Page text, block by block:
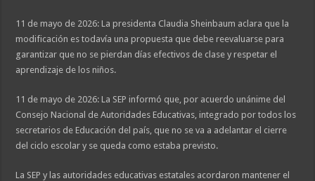
11 de mayo de 2026: La presidenta Claudia Sheinbaum aclara que la
modificación es todavía una propuesta que debe reevaluarse para
garantizar que no se pierdan días efectivos de clase y respetar el
aprendizaje de los niños.
11 de mayo de 2026: La SEP informó que, por acuerdo unánime del
Consejo Nacional de Autoridades Educativas, integrado por todos los
secretarios de Educación del país, que no se va a adelantar el cierre
del ciclo escolar y se queda como estaba previsto.
La SEP y las autoridades educativas estatales acordaron mantener el